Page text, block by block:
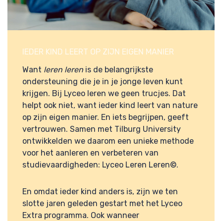
IEDER KIND LEERT OP ZIJN EIGEN MANIER
Want leren leren is de belangrijkste
ondersteuning die je in je jonge leven kunt
krijgen. Bij Lyceo leren we geen trucjes. Dat
helpt ook niet, want ieder kind leert van nature
op zijn eigen manier. En iets begrijpen, geeft
vertrouwen. Samen met Tilburg University
ontwikkelden we daarom een unieke methode
voor het aanleren en verbeteren van
studievaardigheden: Lyceo Leren Leren©.
En omdat ieder kind anders is, zijn we ten
slotte jaren geleden gestart met het Lyceo
Extra programma. Ook wanneer